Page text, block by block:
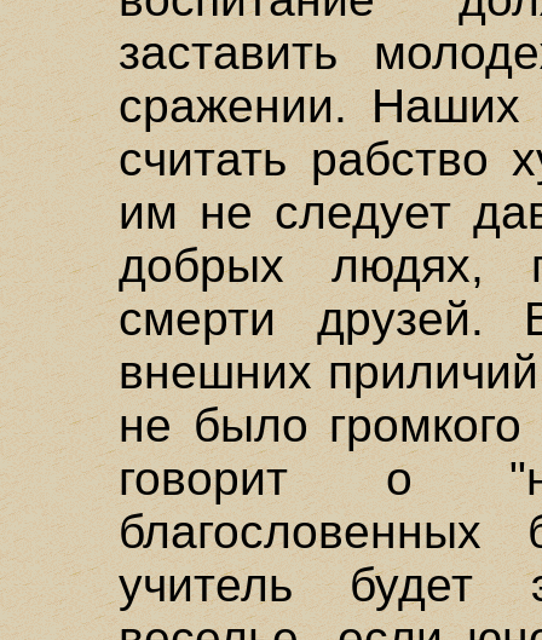
заставить
сражении. Наших
считать рабство
им не следует
добрых людях,
смерти друзей.
внешних приличий
не было
говорит о
учитель будет